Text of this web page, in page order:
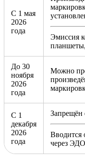
С 1 мая
2026
года
Эмиссия
До 30
ноября
2026
года
Можно
С 1
декабря
2026
года
Запрещён
Вводится
через ЭДО